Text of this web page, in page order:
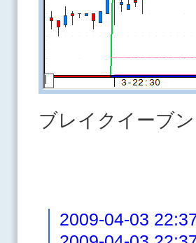
ブレイクイーブン
2009-04-03